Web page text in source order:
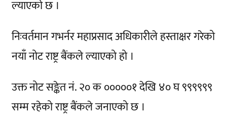
ल्याएको छ ।
निःवर्तमान गभर्नर महाप्रसाद अधिकारीले हस्ताक्षर गरेको
नयाँ नोट राष्ट्र बैंकले ल्याएको हो ।
उक्त नोट सङ्केत नं. २० क ०००००१ देखि ४० घ ९९९९९९
सम्म रहेको राष्ट्र बैंकले जनाएको छ ।